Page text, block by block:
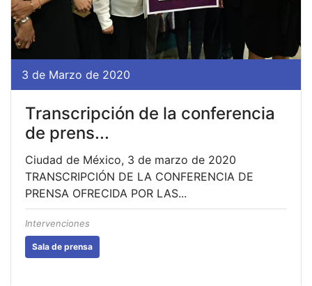
3 de Marzo de 2020
Transcripción de la conferencia
de prens...
Ciudad de México, 3 de marzo de 2020
TRANSCRIPCIÓN DE LA CONFERENCIA DE
PRENSA OFRECIDA POR LAS...
Intervenciones
Sala de prensa